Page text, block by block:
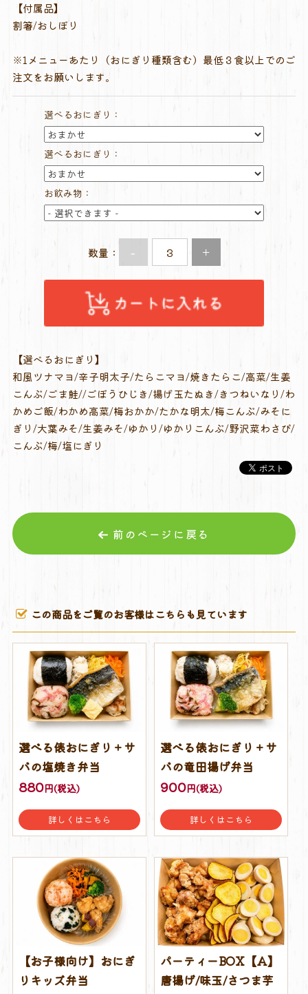
【付属品】
割箸/おしぼり
※1メニューあたり（おにぎり種類含む）最低３食以上でのご
注文をお願いします。
選べるおにぎり：
選べるおにぎり：
お飲み物：
数量： - +
【選べるおにぎり】
和風ツナマヨ/辛子明太子/たらこマヨ/焼きたらこ/高菜/生姜
こんぶ/ごま鮭//ごぼうひじき/揚げ玉たぬき/きつねいなり/わ
かめご飯/わかめ高菜/梅おかか/たかな明太/梅こんぶ/みそに
ぎり/大葉みそ/生姜みそ/ゆかり/ゆかりこんぶ/野沢菜わさび/
こんぶ/梅/塩にぎり
前のページに戻る
この商品をご覧のお客様はこちらも見ています
選べる俵おにぎり＋サ
バの塩焼き弁当
880円(税込)
詳しくはこちら
選べる俵おにぎり＋サ
バの竜田揚げ弁当
900円(税込)
詳しくはこちら
【お子様向け】おにぎ
りキッズ弁当
パーティーBOX【A】
唐揚げ/味玉/さつま芋